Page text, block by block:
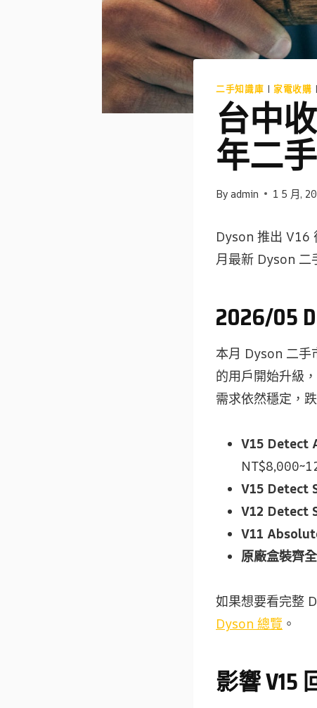
二手知識庫 | 家電收購
台中
年二
By admin 1 5 月,
Dyson 推出 V16
月最新 Dyson 二
2026/05
本月 Dyson 二手
的用戶開始升級
需求依然穩定，
V15 Detect
V15 Detect
V12 Detect
V11
原廠盒裝齊全
如果想要看完整
Dyson 總覽 。
影響 V15